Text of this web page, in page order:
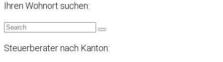
Ihren Wohnort suchen:
Steuerberater nach Kanton: